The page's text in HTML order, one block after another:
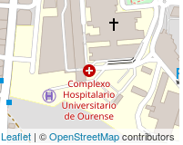
Leaflet| ©OpenStreetMapcontributors